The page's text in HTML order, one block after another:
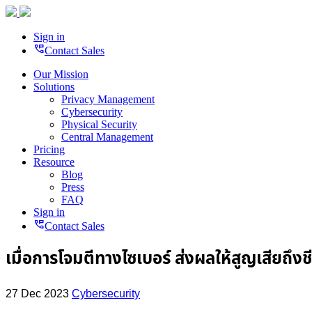
Sign in
perm_phone_msgContact Sales
Our Mission
Solutions
Privacy Management
Cybersecurity
Physical Security
Central Management
Pricing
Resource
Blog
Press
FAQ
Sign in
perm_phone_msgContact Sales
เมื่อการโจมตีทางไซเบอร์ ส่งผลให้สูญเสียถึง
27 Dec 2023Cybersecurity